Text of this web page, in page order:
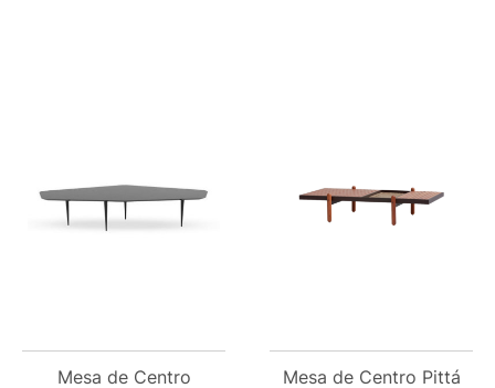
Mesa de Centro
Mesa de Centro Pittá